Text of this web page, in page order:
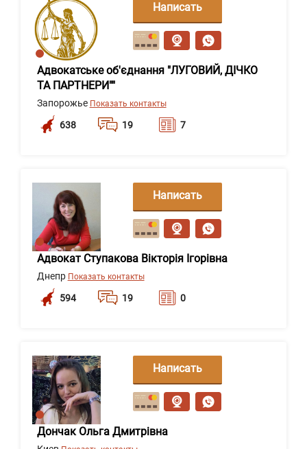
Адвокатське об'єднання "ЛУГОВИЙ, ДІЧКО
ТА ПАРТНЕРИ""
Запорожье Показать контакты
638 19 7
Написать
сообщение
Адвокат Ступакова Вікторія Ігорівна
Днепр Показать контакты
594 19 0
Написать
сообщение
Дончак Ольга Дмитрівна
Написать
сообщение